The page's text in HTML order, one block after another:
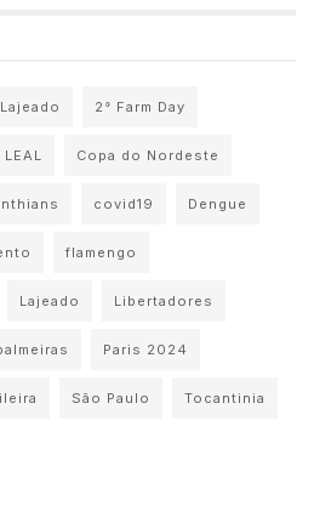
2° Farm Day
Copa do Nordeste
covid19 Dengue
flamengo
Lajeado Libertadores
Paris 2024
São Paulo Tocantinia